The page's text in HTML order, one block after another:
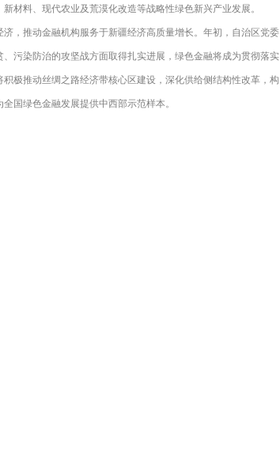
材料、现代农业及荒漠化改造等战略性绿色新兴产业发展。
，推动金融机构服务于新疆经济高质量增长。年初，自治区党委
污染防治的攻坚战方面取得扎实进展，绿色金融将成为贯彻落实
极推动丝绸之路经济带核心区建设，深化供给侧结构性改革，构
国绿色金融发展提供中西部示范样本。